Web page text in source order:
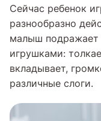
Сейчас ребенок
разнообразно
малыш подражает
игрушками:
вкладывает,
различные слоги.